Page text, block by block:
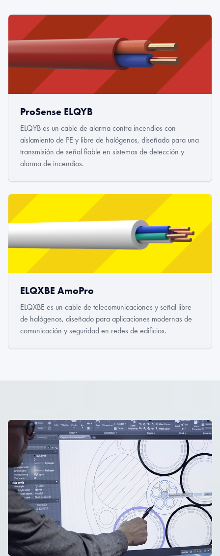
ProSense ELQYB
ELQYB es un cable de alarma contra incendios con
aislamiento de PE y libre de halógenos, diseñado para una
transmisión de señal fiable en sistemas de detección y
alarma de incendios.
ELQXBE AmoPro
ELQXBE es un cable de telecomunicaciones y señal libre
de halógenos, diseñado para aplicaciones modernas de
comunicación y seguridad en redes de edificios.